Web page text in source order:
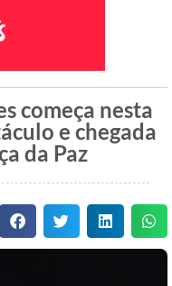
começa nesta
e chegada
da Paz